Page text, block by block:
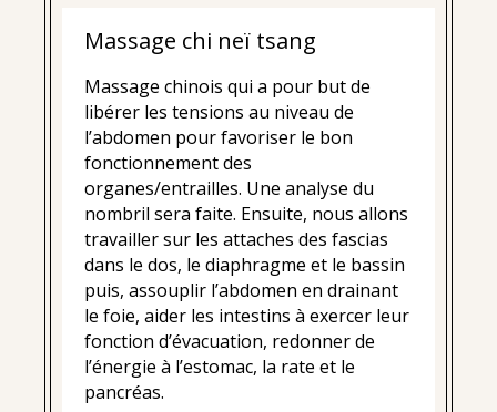
Massage chi neï tsang
Massage chinois qui a pour but de
libérer les tensions au niveau de
l’abdomen pour favoriser le bon
fonctionnement des
organes/entrailles. Une analyse du
nombril sera faite. Ensuite, nous allons
travailler sur les attaches des fascias
dans le dos, le diaphragme et le bassin
puis, assouplir l’abdomen en drainant
le foie, aider les intestins à exercer leur
fonction d’évacuation, redonner de
l’énergie à l’estomac, la rate et le
pancréas.